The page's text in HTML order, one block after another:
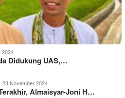
2024
Didukung UAS,…
23 November 2024
Almaisyar-Joni H…